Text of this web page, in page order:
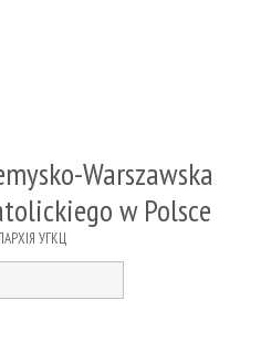
Warszawska
w Polsce
УГКЦ